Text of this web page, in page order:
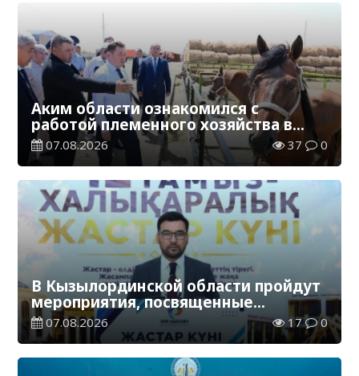
Аким области ознакомился с
работой племенного хозяйства в
Жанакорганском районе
07.08.2026 37 0
В Кызылординской области пройдут
мероприятия, посвященные
Международному дню молодежи
07.08.2026 17 0